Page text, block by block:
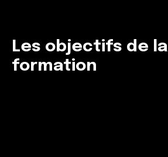
Les objectifs de la
formation